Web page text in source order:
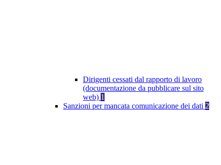
Dirigenti cessati dal rapporto di lavoro
(documentazione da pubblicare sul sito
web) 1
Sanzioni per mancata comunicazione dei dati 2